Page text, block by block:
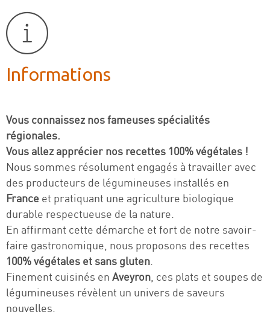
Informations
Vous connaissez nos fameuses spécialités
régionales.
Vous allez apprécier nos recettes 100% végétales !
Nous sommes résolument engagés à travailler avec
des producteurs de légumineuses installés en
France et pratiquant une agriculture biologique
durable respectueuse de la nature.
En affirmant cette démarche et fort de notre savoir-
faire gastronomique, nous proposons des recettes
100% végétales et sans gluten
Finement cuisinés en Aveyron , ces plats et soupes de
légumineuses révèlent un univers de saveurs
nouvelles.